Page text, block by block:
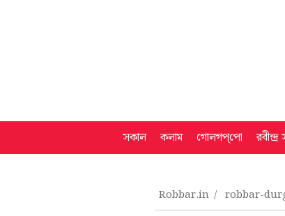
সকাল কলাম গোলগপ্‌পো
Robbar.in robbar-